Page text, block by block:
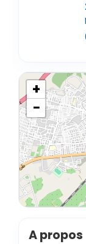
+
−
A propos